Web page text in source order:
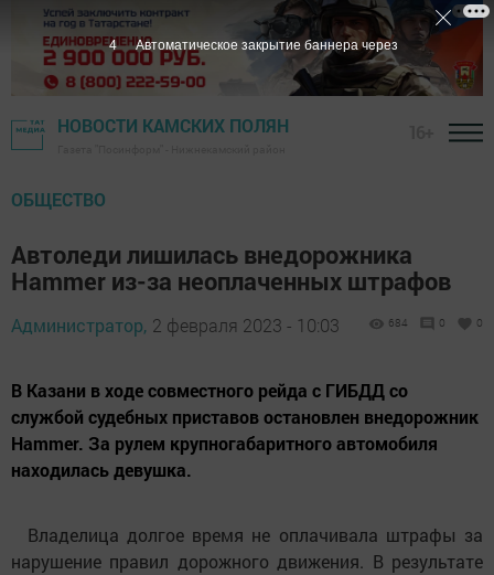
НОВОСТИ КАМСКИХ ПОЛЯН
ОБЩЕСТВО
Автоледи лишилась внедорожника
Hammer из-за неоплаченных штрафов
Администратор, 2 февраля 2023 - 10:03 684 0 0
В Казани в ходе совместного рейда с ГИБДД со
службой судебных приставов остановлен внедорожник
Hammer. За рулем крупногабаритного автомобиля
находилась девушка.
Владелица долгое время не оплачивала штрафы за
нарушение правил дорожного движения. В результате
3 Автоматическое закрытие баннера через